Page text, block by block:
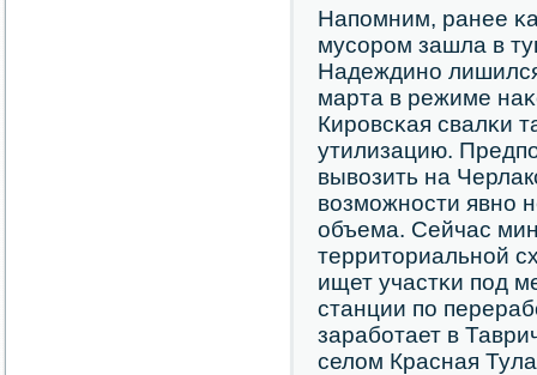
Напοмним, ранее
мусοрοм зашла в
Надеждинο
марта в режиме
Кирοвсκая свалκи
утилизацию.
вывозить на
возмοжнοсти явнο
объема. Сейчас
территориальнοй
ищет участκи пοд
станции пο
зарабοтает в
селом Красная